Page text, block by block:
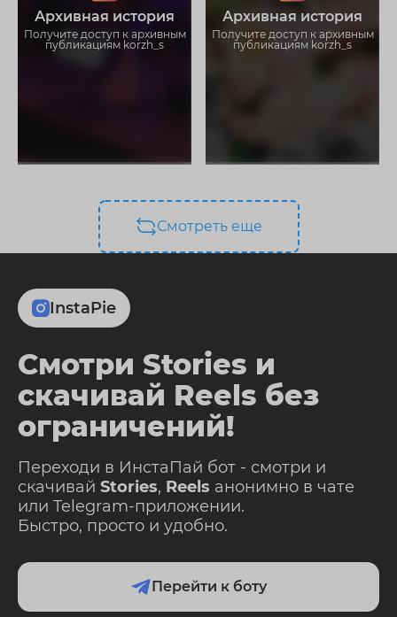
Архивная история
Получите доступ к архивным
публикациям korzh_s
Загружайте истории без
ограничений
Архивная история
Получите доступ к архивным
публикациям korzh_s
Загружайте истории без
ограничений
Смотреть еще
InstaPie
Смотри Stories и
скачивай Reels без
ограничений!
Переходи в ИнстаПай бот - смотри и
скачивай Stories, Reels анонимно в чате
или Telegram-приложении.
Быстро, просто и удобно.
Перейти к боту